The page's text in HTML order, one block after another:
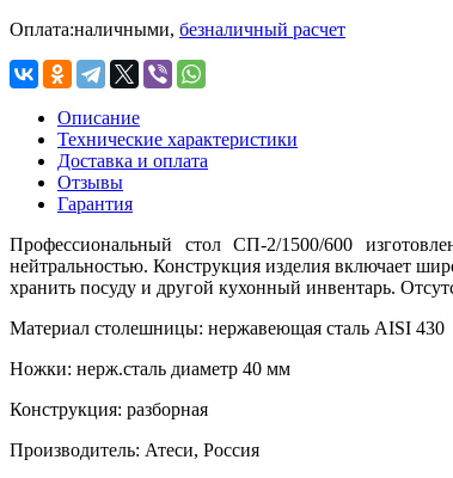
Оплата:наличными, безналичный расчет
Описание
Технические характеристики
Доставка и оплата
Отзывы
Гарантия
Профессиональный стол СП-2/1500/600
нейтральностью. Конструкция изделия включает
хранить посуду и другой кухонный инвентарь.
Материал столешницы: нержавеющая сталь AISI 430
Ножки: нерж.сталь диаметр 40 мм
Конструкция: разборная
Производитель: Атеси, Россия